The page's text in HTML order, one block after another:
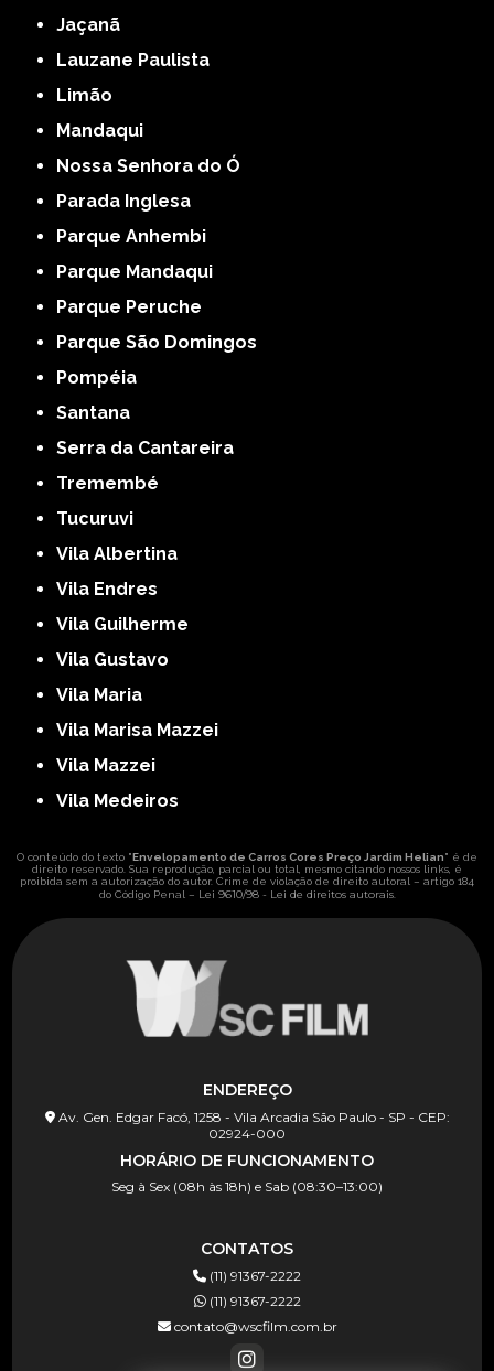
Jaçanã
Lauzane Paulista
Limão
Mandaqui
Nossa Senhora do Ó
Parada Inglesa
Parque Anhembi
Parque Mandaqui
Parque Peruche
Parque São Domingos
Pompéia
Santana
Serra da Cantareira
Tremembé
Tucuruvi
Vila Albertina
Vila Endres
Vila Guilherme
Vila Gustavo
Vila Maria
Vila Marisa Mazzei
Vila Mazzei
Vila Medeiros
O conteúdo do texto "Envelopamento de Carros Cores Preço Jardim Helian" é de
direito reservado. Sua reprodução, parcial ou total, mesmo citando nossos links, é
proibida sem a autorização do autor. Crime de violação de direito autoral – artigo 184
do Código Penal – Lei 9610/98 - Lei de direitos autorais.
ENDEREÇO
Av. Gen. Edgar Facó, 1258 - Vila Arcadia São Paulo - SP - CEP:
02924-000
HORÁRIO DE FUNCIONAMENTO
Seg à Sex (08h às 18h) e Sab (08:30–13:00)
CONTATOS
(11) 91367-2222
(11) 91367-2222
contato@wscfilm.com.br